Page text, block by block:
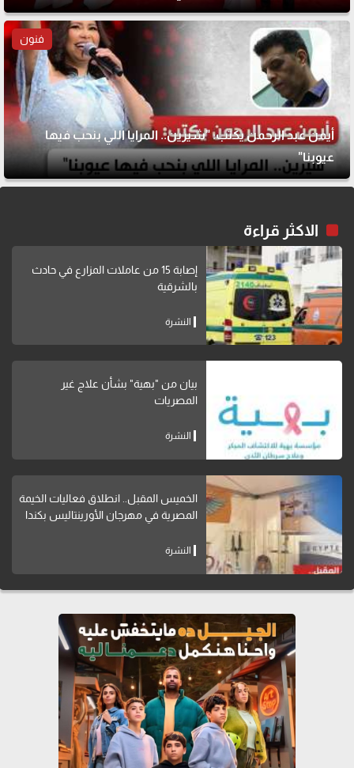
فنون
أيمن عبد الرحمن يكتب: "شيرين.. المرايا اللي بنحب فيها
عيوبنا"
الاكثر قراءة
إصابة 15 من عاملات المزارع في حادث
بالشرقية
النشرة
بيان من "بهية" بشأن علاج غير
المصريات
النشرة
الخميس المقبل.. انطلاق فعاليات الخيمة
المصرية في مهرجان الأورينتاليس بكندا
النشرة